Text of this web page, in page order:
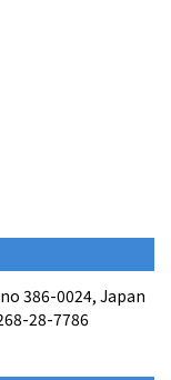
386-0024, Japan
28-7786